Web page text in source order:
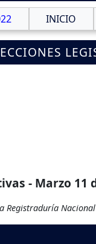
INICIO
- Marzo 11
Registraduría